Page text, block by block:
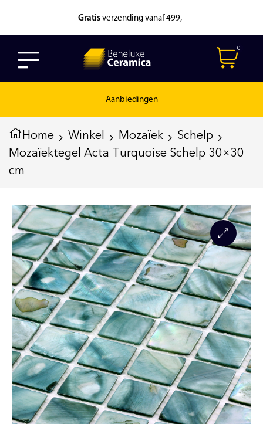
Gratis verzending vanaf 499,-
0
Aanbiedingen
Home Winkel Mozaïek
Schelp
Mozaïektegel Acta Turquoise Schelp 30×30
cm